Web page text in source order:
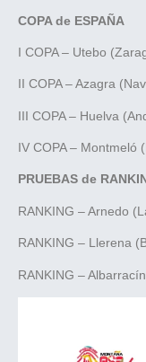
COPA de ESPAÑA
I COPA – Utebo
II COPA – Azagra
III COPA – Huelva
IV COPA – Montmeló
PRUEBAS de
RANKING – Arnedo
RANKING – Llerena
RANKING –